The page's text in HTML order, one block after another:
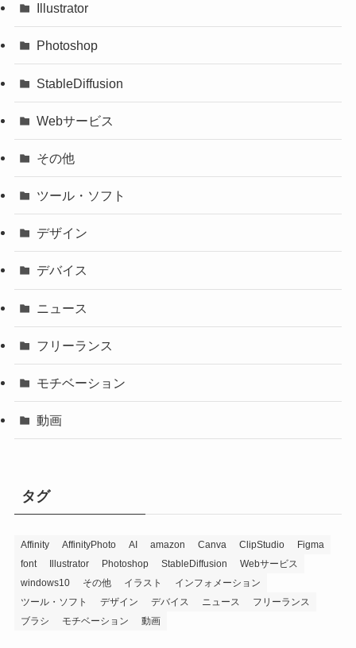
Illustrator
Photoshop
StableDiffusion
Webサービス
その他
ツール・ソフト
デザイン
デバイス
ニュース
フリーランス
モチベーション
動画
タグ
Affinity AffinityPhoto AI amazon Canva ClipStudio
Figma
font
Illustrator Photoshop StableDiffusion
Webサービス
windows10
その他 イラスト
インフォメーション
ツール・ソフト
デザイン デバイス ニュース
フリーランス
ブラシ
モチベーション 動画